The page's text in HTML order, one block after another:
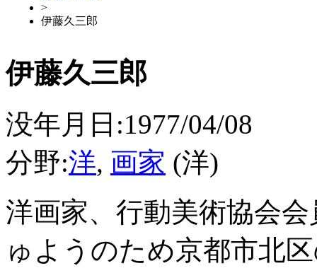
>
伊藤久三郎
伊藤久三郎
没年月日:1977/04/08
分野:洋, 画家 (洋)
洋画家、行動美術協会会
ゅようのため京都市北